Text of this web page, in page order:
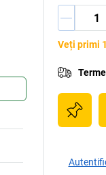
Veți primi